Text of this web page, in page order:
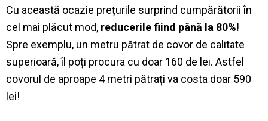
Cu această ocazie prețurile surprind cumpărătorii în
cel mai plăcut mod, reducerile fiind până la 80%!
Spre exemplu, un metru pătrat de covor de calitate
superioară, îl poți procura cu doar 160 de lei. Astfel
covorul de aproape 4 metri pătrați va costa doar 590
lei!